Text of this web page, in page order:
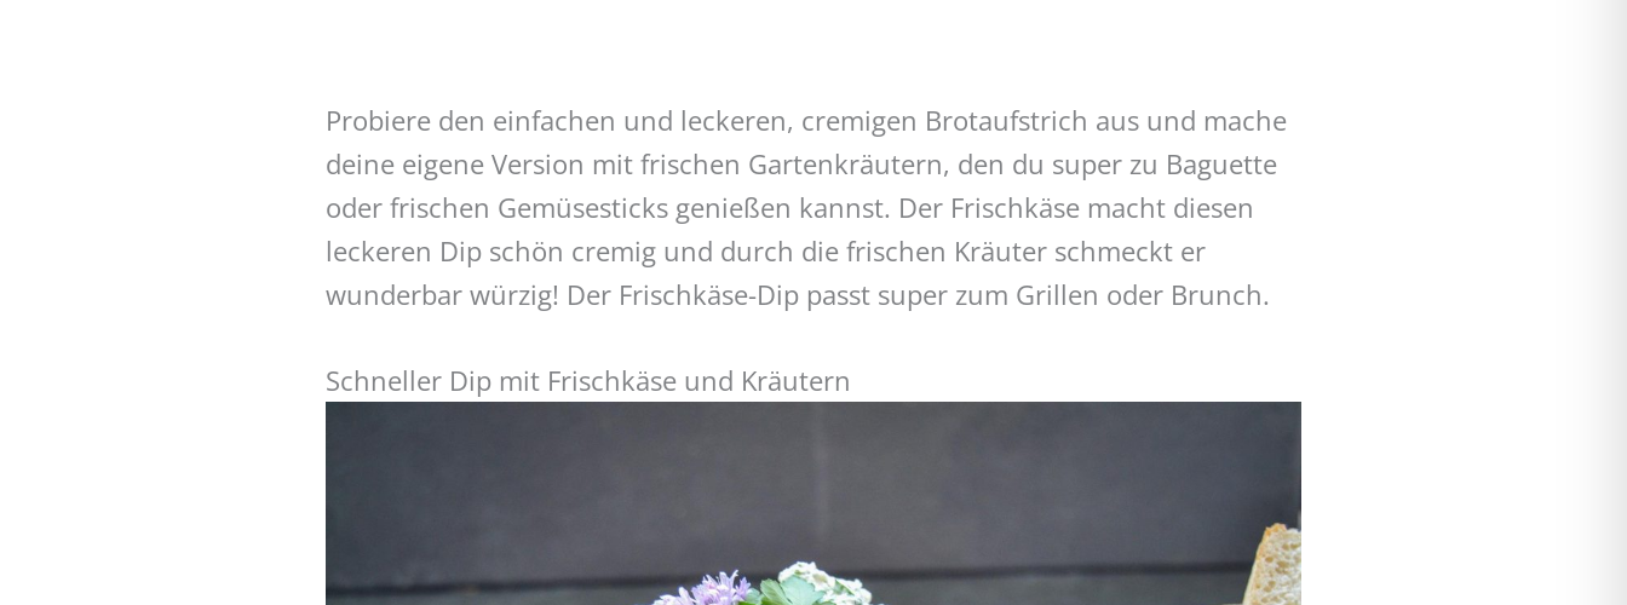
Probiere den einfachen und leckeren, cremigen Brotaufstrich aus und mache
deine eigene Version mit frischen Gartenkräutern, den du super zu Baguette
oder frischen Gemüsesticks genießen kannst. Der Frischkäse macht diesen
leckeren Dip schön cremig und durch die frischen Kräuter schmeckt er
wunderbar würzig! Der Frischkäse-Dip passt super zum Grillen oder Brunch.
Schneller Dip mit Frischkäse und Kräutern